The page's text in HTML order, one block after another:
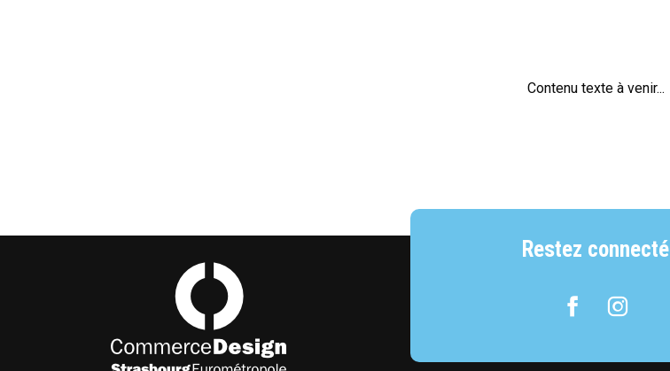
Contenu texte à venir...
Commerce Design Strasbourg Eurométropole
Restez connecté